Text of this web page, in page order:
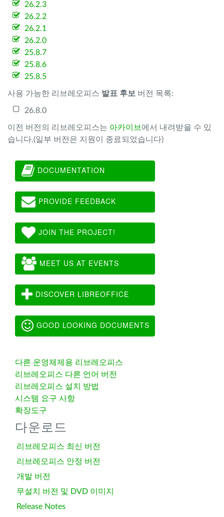
26.2.3
26.2.2
26.2.1
26.2.0
25.8.7
25.8.6
25.8.5
사용 가능한 리브레오피스 발표 후보 버전 목록:
26.8.0
이전 버전의 리브레오피스는 아카이브 에서 내려받을 수 있
습니다.(일부 버전은 지원이 종료되었습니다)
DOCUMENTATION
PROVIDE FEEDBACK
JOIN THE PROJECT!
MEET US AT EVENTS
DISCOVER LIBREOFFICE
GOOD LOOKING DOCUMENTS
다른 운영체제용 리브레오피스
리브레오피스 다른 언어 버전
리브레오피스 설치 방법
시스템 요구 사항
확장도구
다운로드
리브레오피스 최신 버전
리브레오피스 안정 버전
개발 버전
무설치 버전 및 DVD 이미지
Release Notes